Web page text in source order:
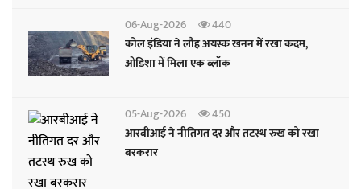
06-Aug-2026
440
कोल इंडिया ने लौह अयस्क खनन में रखा कदम,
ओडिशा में मिला एक ब्लॉक
05-Aug-2026
450
आरबीआई ने नीतिगत दर और तटस्थ रुख को रखा
बरकरार